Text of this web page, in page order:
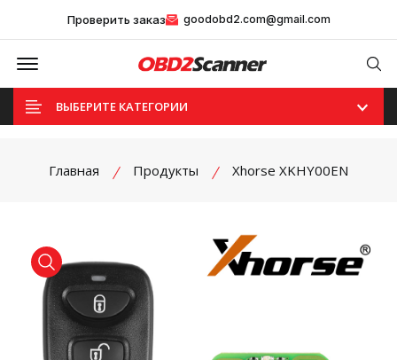
Проверить заказ goodobd2.com@gmail.com
Offcanvas Menu Open
ВЫБЕРИТЕ КАТЕГОРИИ
Главная Продукты Xhorse XKHY00EN
product view